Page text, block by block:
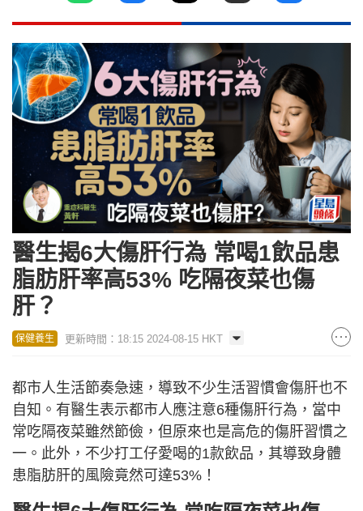
醫生揭6大傷肝行為 常喝1飲品患
脂肪肝率高53% 吃隔夜菜也傷
肝？
保健養生 更新時間：18:15 2024-08-15 HKT
都市人生活節奏急速，導致不少生活習慣會傷肝也不
自知。有醫生表示都市人應注意6種傷肝行為，當中
常吃隔夜菜雖然節儉，但原來也是高危的傷肝習慣之
一。此外，不少打工仔愛喝的1款飲品，其導致身體
患脂肪肝的風險竟然可達53%！